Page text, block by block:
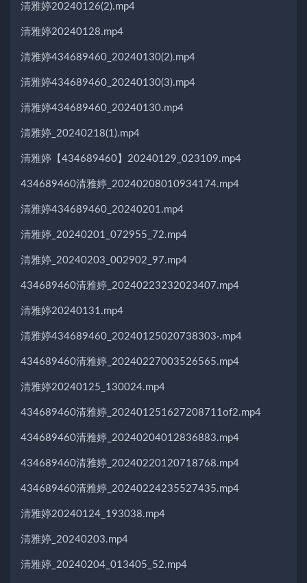
清雅婷20240126(2).mp4
清雅婷20240128.mp4
清雅婷434689460_20240130(2).mp4
清雅婷434689460_20240130(3).mp4
清雅婷434689460_20240130.mp4
清雅婷_20240218(1).mp4
清雅婷【434689460】20240129_023109.mp4
434689460清雅婷_20240208010934174.mp4
清雅婷434689460_20240201.mp4
清雅婷_20240201_072955_72.mp4
清雅婷_20240203_002902_97.mp4
434689460清雅婷_20240223232023407.mp4
清雅婷20240131.mp4
清雅婷434689460_20240125020738303·.mp4
434689460清雅婷_20240227003526565.mp4
清雅婷20240125_130024.mp4
434689460清雅婷_202401251627208711of2.mp4
434689460清雅婷_20240204012836883.mp4
434689460清雅婷_20240220120718768.mp4
434689460清雅婷_20240224235527435.mp4
清雅婷20240124_193038.mp4
清雅婷_20240203.mp4
清雅婷_20240204_013405_52.mp4